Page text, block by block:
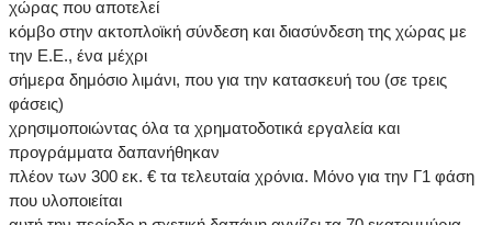
χώρας που αποτελεί
κόμβο στην ακτοπλοϊκή σύνδεση και διασύνδεση της χώρας με
την Ε.Ε., ένα μέχρι
σήμερα δημόσιο λιμάνι, που για την κατασκευή του (σε τρεις
φάσεις)
χρησιμοποιώντας όλα τα χρηματοδοτικά εργαλεία και
προγράμματα δαπανήθηκαν
πλέον των 300 εκ. € τα τελευταία χρόνια. Μόνο για την Γ1 φάση
που υλοποιείται